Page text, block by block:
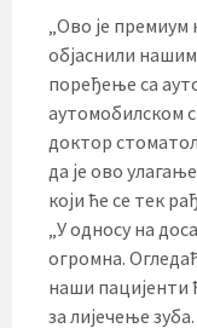
„Ово је
објаснили
поређење са
аутомобилском
доктор
да је ово
који ће се тек
„У односу на
огромна.
наши пацијенти
за лијечење